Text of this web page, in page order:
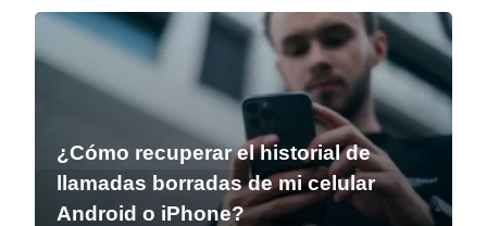
¿Cómo recuperar el historial de
llamadas borradas de mi celular
Android o iPhone?